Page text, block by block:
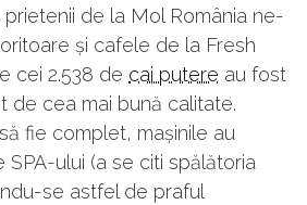
de la Mol România ne-
și cafele de la Fresh
cei 2.538 de cai putere au fost
de cea mai bună calitate.
fie complet, mașinile au
SPA-ului (a se citi spălătoria
se astfel de praful